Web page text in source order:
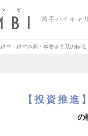
若手ハイキャ
経営・経営企画・事業企画系の転職
【投資推
の